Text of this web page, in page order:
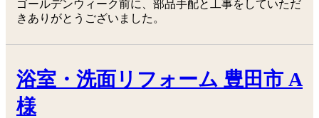
ゴールデンウィーク前に、部品手配と工事をしていただ
きありがとうございました。
浴室・洗面リフォーム 豊田市 A
様